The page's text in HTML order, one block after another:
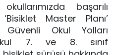
başarılı
Master Planı’
Okul Yolları
7. ve 8. sınıf